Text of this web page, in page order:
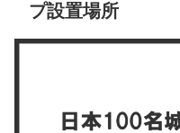
プ設置場所